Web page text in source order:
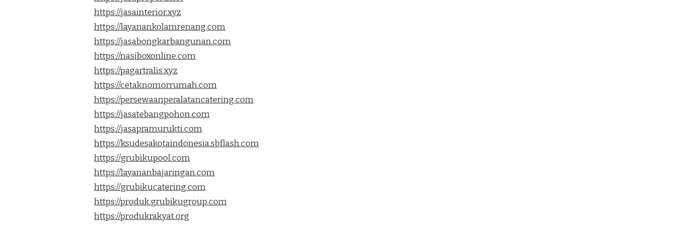
https://jasainterior.xyz
https://layanankolamrenang.com
https://jasabongkarbangunan.com
https://nasiboxonline.com
https://pagartralis.xyz
https://cetaknomorrumah.com
https://persewaanperalatancatering.com
https://jasatebangpohon.com
https://jasapramurukti.com
https://ksudesakotaindonesia.sbflash.com
https://grubikupool.com
https://layananbajaringan.com
https://grubikucatering.com
https://produk.grubikugroup.com
https://produkrakyat.org